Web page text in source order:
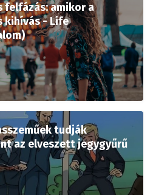
felfázás: amikor a
kihívás - Life
tudják
az elveszett jegygyűrű